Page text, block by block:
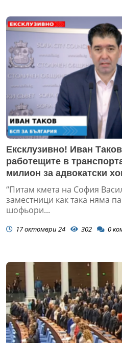
Ексклузивно! Иван
работещите в
милион за адвокатски
“Питам кмета на София
заместници как така няма
шофьори...
17 октомври 24 302 0